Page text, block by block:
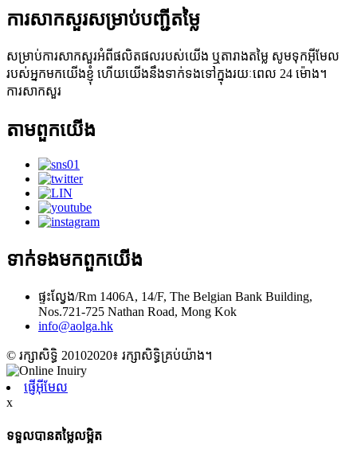
ការសាកសួរសម្រាប់បញ្ជីតម្លៃ
សម្រាប់ការសាកសួរអំពីផលិតផលរបស់យើង ឬតារាងតម្លៃ សូមទុកអ៊ីមែល
របស់អ្នកមកយើងខ្ញុំ ហើយយើងនឹងទាក់ទងទៅក្នុងរយៈពេល 24 ម៉ោង។
ការសាកសួរ
តាម​ពួក​យើង
ទាក់ទង​មក​ពួក​យើង
ផ្ទះល្វែង/Rm 1406A, 14/F, The Belgian Bank Building,
Nos.721-725 Nathan Road, Mong Kok
info@aolga.hk
© រក្សាសិទ្ធិ 20102020៖ រក្សាសិទ្ធិគ្រប់យ៉ាង។
ផ្ញើអ៊ីមែល
x
ទទួលបានតម្លៃលម្អិត